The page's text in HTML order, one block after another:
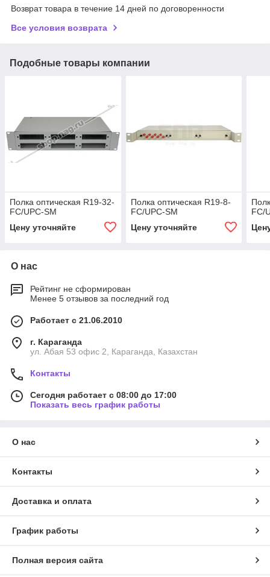
Возврат товара в течение 14 дней по договоренности
Все условия возврата
Подобные товары компании
Полка оптическая R19-32-
FC/UPC-SM
Цену уточняйте
Полка оптическая R19-8-
FC/UPC-SM
Цену уточняйте
FC/
О нас
Рейтинг не сформирован
Менее 5 отзывов за последний год
Работает с 21.06.2010
г. Караганда
ул. Абая 53 офис 2, Караганда, Казахстан
Контакты
Сегодня работает с 08:00 до 17:00
Показать весь график работы
О нас
Контакты
Доставка и оплата
График работы
Полная версия сайта